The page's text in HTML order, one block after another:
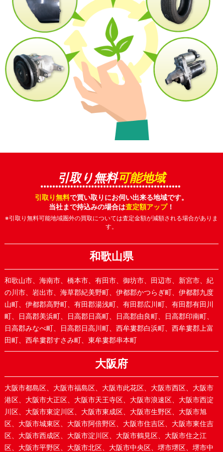
引取り無料可能地域
引取り無料で買い取りにお伺い出来る地域です。
当社まで持込みの場合は査定額アップ！
※引取り無料可能地域圏外の買取については査定金額が減額される場合がありま
す。
和歌山県
和歌山市、海南市、橋本市、有田市、御坊市、田辺市、新宮市、紀
の川市、岩出市、海草郡紀美野町、伊都郡かつらぎ町、伊都郡九度
山町、伊都郡高野町、有田郡湯浅町、有田郡広川町、有田郡有田川
町、日高郡美浜町、日高郡日高町、日高郡由良町、日高郡印南町、
日高郡みなべ町、日高郡日高川町、西牟婁郡白浜町、西牟婁郡上富
田町、西牟婁郡すさみ町、東牟婁郡串本町
大阪府
大阪市都島区、大阪市福島区、大阪市此花区、大阪市西区、大阪市
港区、大阪市大正区、大阪市天王寺区、大阪市浪速区、大阪市西淀
川区、大阪市東淀川区、大阪市東成区、大阪市生野区、大阪市旭
区、大阪市城東区、大阪市阿倍野区、大阪市住吉区、大阪市東住吉
区、大阪市西成区、大阪市淀川区、大阪市鶴見区、大阪市住之江
区、大阪市平野区、大阪市北区、大阪市中央区、堺市堺区、堺市中